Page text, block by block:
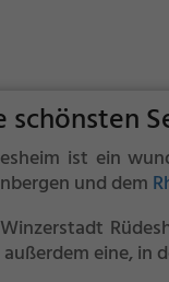
schönsten
ist ein
und dem
eine, in